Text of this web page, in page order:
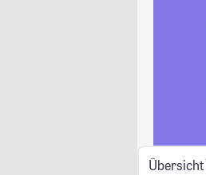
Übersicht